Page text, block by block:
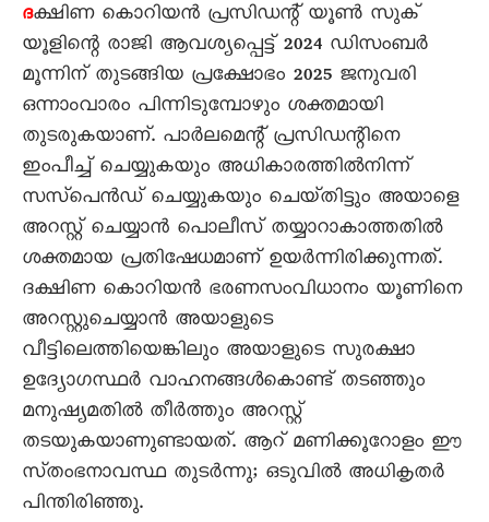
ദക്ഷിണ കൊറിയൻ പ്രസിഡന്റ്‌ യൂൺ സുക്‌
യൂളിന്റെ രാജി ആവശ്യപ്പെട്ട്‌ 2024 ഡിസംബർ
മൂന്നിന്‌ തുടങ്ങിയ പ്രക്ഷോഭം 2025 ജനുവരി
ഒന്നാംവാരം പിന്നിടുമ്പോഴും ശക്തമായി
തുടരുകയാണ്‌. പാർലമെന്റ്‌ പ്രസിഡന്റിനെ
ഇംപീച്ച്‌ ചെയ്യുകയും അധികാരത്തിൽനിന്ന്‌
സസ്‌പെൻഡ്‌ ചെയ്യുകയും ചെയ്‌തിട്ടും അയാളെ
അറസ്റ്റ്‌ ചെയ്യാൻ പൊലീസ്‌ തയ്യാറാകാത്തതിൽ
ശക്തമായ പ്രതിഷേധമാണ്‌ ഉയർന്നിരിക്കുന്നത്‌.
ദക്ഷിണ കൊറിയൻ ഭരണസംവിധാനം യൂണിനെ
അറസ്റ്റുചെയ്യാൻ അയാളുടെ
വീട്ടിലെത്തിയെങ്കിലും അയാളുടെ സുരക്ഷാ
ഉദ്യോഗസ്ഥർ വാഹനങ്ങൾകൊണ്ട്‌ തടഞ്ഞും
മനുഷ്യമതിൽ തീർത്തും അറസ്റ്റ്‌
തടയുകയാണുണ്ടായത്‌. ആറ്‌ മണിക്കൂറോളം ഈ
സ്‌തംഭനാവസ്ഥ തുടർന്നു; ഒടുവിൽ അധികൃതർ
പിന്തിരിഞ്ഞു.